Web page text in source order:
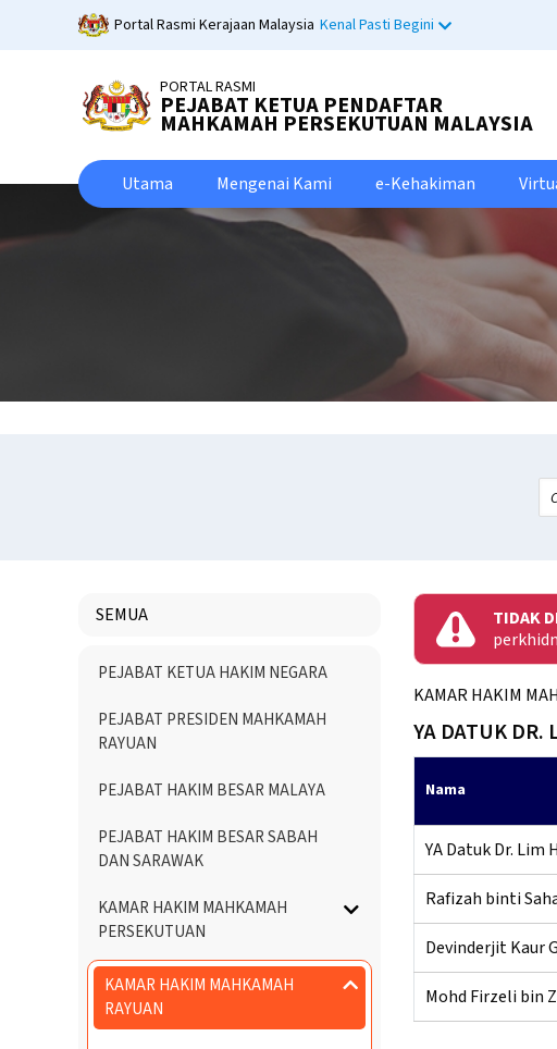
Portal Rasmi Kerajaan Malaysia Kenal Pasti Begini
PORTAL RASMI
PEJABAT KETUA PENDAFTAR
MAHKAMAH PERSEKUTUAN MALAYSIA
Utama Mengenai Kami e-Kehakiman
TIDAK
KAMAR HAKIM
YA DATUK DR.
Nama
YA Datuk Dr. Lim
Rafizah binti
Devinderjit Kaur
Mohd Firzeli bin
SEMUA
Menu
PEJABAT KETUA HAKIM NEGARA
PEJABAT PRESIDEN MAHKAMAH
RAYUAN
PEJABAT HAKIM BESAR MALAYA
PEJABAT HAKIM BESAR SABAH
DAN SARAWAK
KAMAR HAKIM MAHKAMAH
PERSEKUTUAN
KAMAR HAKIM MAHKAMAH
RAYUAN